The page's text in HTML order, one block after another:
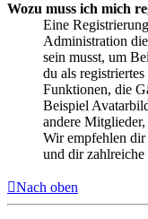
Wozu muss ich mich
Eine
Administration
sein musst, um
du als
Funktionen, die
Beispiel
andere
Wir empfehlen
und dir zahlreiche
Nach oben